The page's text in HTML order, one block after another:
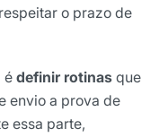
o prazo de
é definir rotinas que
envio a prova de
essa parte,